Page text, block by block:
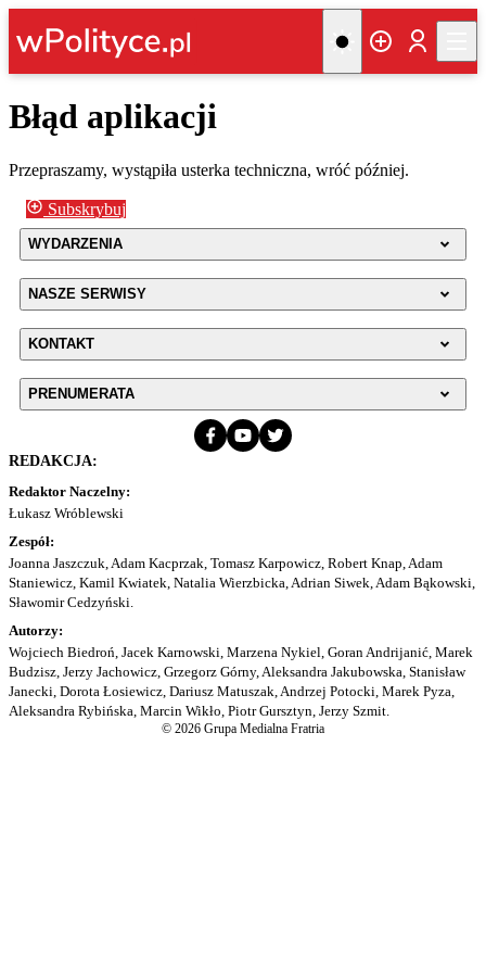
Błąd aplikacji
Przepraszamy, wystąpiła usterka techniczna, wróć później.
Subskrybuj
WYDARZENIA
NASZE SERWISY
KONTAKT
PRENUMERATA
REDAKCJA:
Redaktor Naczelny:
Łukasz Wróblewski
Zespół:
Joanna Jaszczuk, Adam Kacprzak, Tomasz Karpowicz, Robert Knap, Adam
Staniewicz, Kamil Kwiatek, Natalia Wierzbicka, Adrian Siwek, Adam Bąkowski,
Sławomir Cedzyński.
Autorzy:
Wojciech Biedroń, Jacek Karnowski, Marzena Nykiel, Goran Andrijanić, Marek
Budzisz, Jerzy Jachowicz, Grzegorz Górny, Aleksandra Jakubowska, Stanisław
Janecki, Dorota Łosiewicz, Dariusz Matuszak, Andrzej Potocki, Marek Pyza,
Aleksandra Rybińska, Marcin Wikło, Piotr Gursztyn, Jerzy Szmit.
© 2026 Grupa Medialna Fratria